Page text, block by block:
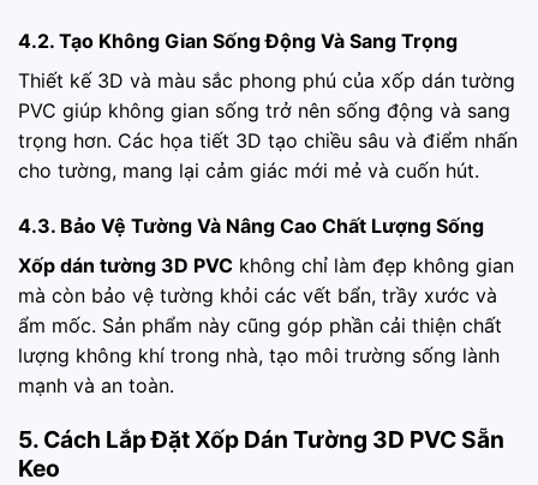
4.2. Tạo Không Gian Sống Động Và Sang Trọng
Thiết kế 3D và màu sắc phong phú của xốp dán tường
PVC giúp không gian sống trở nên sống động và sang
trọng hơn. Các họa tiết 3D tạo chiều sâu và điểm nhấn
cho tường, mang lại cảm giác mới mẻ và cuốn hút.
4.3. Bảo Vệ Tường Và Nâng Cao Chất Lượng Sống
Xốp dán tường 3D PVC không chỉ làm đẹp không gian
mà còn bảo vệ tường khỏi các vết bẩn, trầy xước và
ẩm mốc. Sản phẩm này cũng góp phần cải thiện chất
lượng không khí trong nhà, tạo môi trường sống lành
mạnh và an toàn.
5. Cách Lắp Đặt Xốp Dán Tường 3D PVC Sẵn
Keo